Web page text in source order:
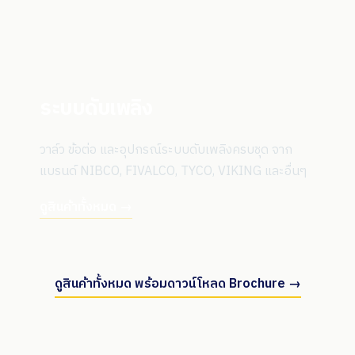
วาล์ว ข้อต่อ และอุปกรณ์ระบบดับเพลิงครบชุด จาก
แบรนด์ NIBCO, FIVALCO, TYCO, VIKING และอื่นๆ
ดูสินค้าทั้งหมด พร้อมดาวน์โหลด Brochure →